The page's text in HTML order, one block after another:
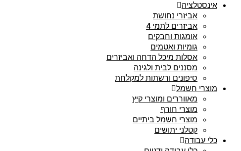
אינסטלציה
אביזרי נחושת
אביזרים לתמי 4
אומגות וחבקים
גומיות ואטמים
אסלות מיכל הדחה ואביזרים
מסננים לבית ולגינה
סיפונים ורשתות למקלחת
מוצרי חשמל
מאווררים ומוצרי קיץ
מוצרי חורף
מוצרי חשמל ביתיים
קטלני יתושים
כלי עבודה